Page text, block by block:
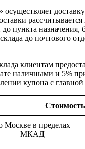
доставку
пункта назначения,
до почтового
клиентам
наличными и 5%
купона с
Стоимость
Москве в пределах
МКАД